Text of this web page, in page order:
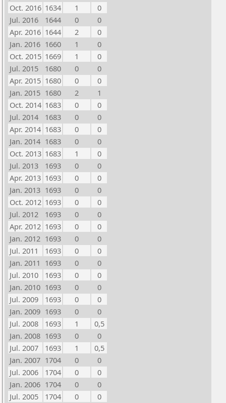
Oct. 2016 1634 1
0
Jul. 2016
1644 0
0
Apr. 2016 1644 2
0
Jan. 2016 1660 1
0
Oct. 2015 1669 1
0
Jul. 2015
1680 0
0
Apr. 2015 1680 0
0
Jan. 2015 1680 2
1
Oct. 2014 1683 0
0
Jul. 2014
1683 0
0
Apr. 2014 1683 0
0
Jan. 2014 1683 0
0
Oct. 2013 1683 1
0
Jul. 2013
1693 0
0
Apr. 2013 1693 0
0
Jan. 2013 1693 0
0
Oct. 2012 1693 0
0
Jul. 2012
1693 0
0
Apr. 2012 1693 0
0
Jan. 2012 1693 0
0
Jul. 2011
1693 0
0
Jan. 2011 1693 0
0
Jul. 2010
1693 0
0
Jan. 2010 1693 0
0
Jul. 2009
1693 0
0
Jan. 2009 1693 0
0
Jul. 2008
1693 1
0,5
Jan. 2008 1693 0
0
Jul. 2007
1693 1
0,5
Jan. 2007 1704 0
0
Jul. 2006
1704 0
0
Jan. 2006 1704 0
0
Jul. 2005
1704 0
0